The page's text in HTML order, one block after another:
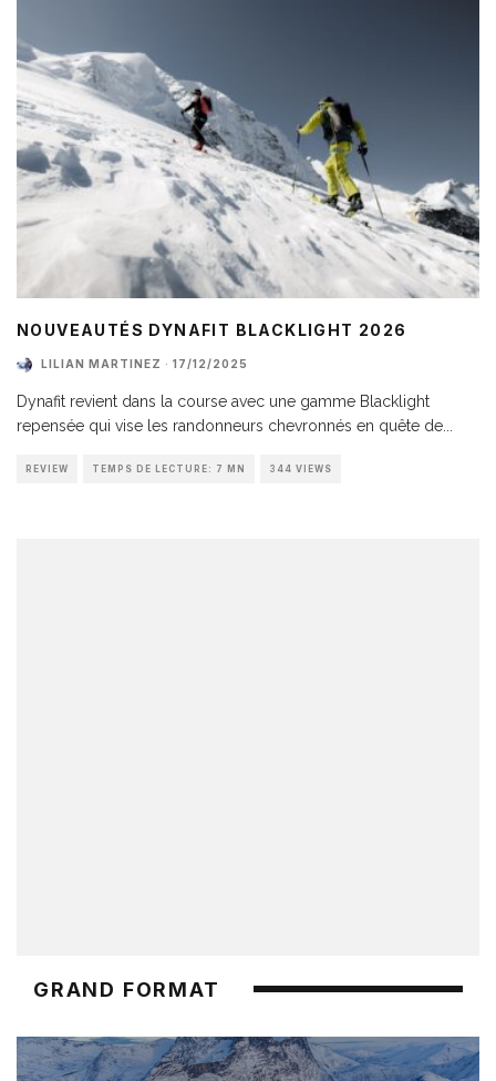
NOUVEAUTÉS DYNAFIT BLACKLIGHT 2026
LILIAN MARTINEZ · 17/12/2025
Dynafit revient dans la course avec une gamme Blacklight
repensée qui vise les randonneurs chevronnés en quête de
REVIEW TEMPS DE LECTURE: 7 MN 344 VIEWS
GRAND FORMAT